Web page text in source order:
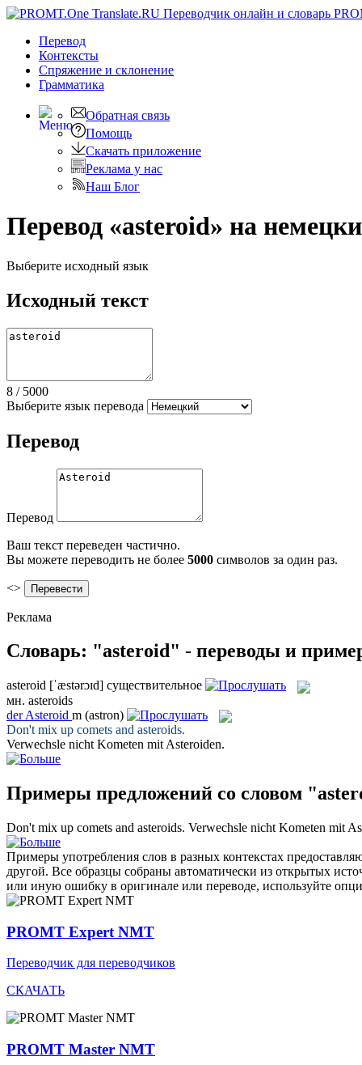
Перевод
Контексты
Спряжение и склонение
Грамматика
Обратная связь
Помощь
Скачать приложение
Реклама у нас
Наш Блог
Перевод «asteroid» на
Выберите исходный язык
Исходный текст
8 / 5000
Выберите язык перевода
Перевод
Перевод
Ваш текст переведен частично.
Вы можете переводить не более 5000 символов за один раз.
<>
Реклама
Словарь: "asteroid" - переводы и
asteroid [ˈæstərɔɪd] существительное
мн. asteroids
derAsteroid m (astron)
Don't mix up comets and asteroids.
Verwechsle nicht Kometen mit Asteroiden.
Примеры предложений со словом
Don't mix up comets and asteroids. Verwechsle nicht Kometen mit
Примеры употребления слов в разных контекстах
другой. Все образцы собраны автоматически из открытых
или иную ошибку в оригинале или переводе, используйте
PROMT Expert NMT
Переводчик для переводчиков
СКАЧАТЬ
PROMT Master NMT